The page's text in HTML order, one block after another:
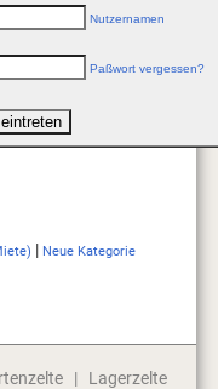
Nutzernamen
Paßwort vergessen?
| Neue Kategorie
|
Lagerzelte